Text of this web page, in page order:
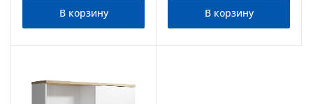
В корзину
В корзину